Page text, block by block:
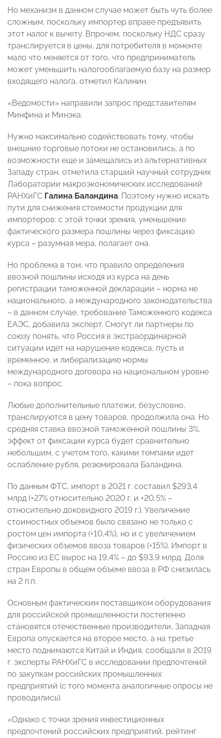
Но механизм в данном случае может быть чуть более
сложным, поскольку импортер вправе предъявить
этот налог к вычету. Впрочем, поскольку НДС сразу
транслируется в цены, для потребителя в моменте
мало что меняется от того, что предприниматель
может уменьшить налогооблагаемую базу на размер
входящего налога, отметил Калинин.
«Ведомости» направили запрос представителям
Минфина и Минэка.
Нужно максимально содействовать тому, чтобы
внешние торговые потоки не остановились, а по
возможности еще и замещались из альтернативных
Западу стран, отметила старший научный сотрудник
Лаборатории макроэкономических исследований
РАНХиГС Галина Баландина. Поэтому нужно искать
пути для снижения стоимости продукции для
импортеров: с этой точки зрения, уменьшение
фактического размера пошлины через фиксацию
курса – разумная мера, полагает она.
Но проблема в том, что правило определения
ввозной пошлины исходя из курса на день
регистрации таможенной декларации – норма не
национального, а международного законодательства
– в данном случае, требование Таможенного кодекса
ЕАЭС, добавила эксперт. Смогут ли партнеры по
союзу понять, что Россия в экстраординарной
ситуации идет на нарушение кодекса, пусть и
временное, и либерализацию нормы
международного договора на национальном уровне
– пока вопрос.
Любые дополнительные платежи, безусловно,
транслируются в цену товаров, продолжила она. Но
средняя ставка ввозной таможенной пошлины 3%,
эффект от фиксации курса будет сравнительно
небольшим, с учетом того, какими темпами идет
ослабление рубля, резюмировала Баландина.
По данным ФТС, импорт в 2021 г. составил $293,4
млрд (+27% относительно 2020 г. и +20,5% –
относительно доковидного 2019 г.). Увеличение
стоимостных объемов было связано не только с
ростом цен импорта (+10,4%), но и с увеличением
физических объемов ввоза товаров (+15%). Импорт в
Россию из ЕС вырос на 19,4% – до $93,9 млрд. Доля
стран Европы в общем объеме ввоза в РФ снизилась
на 2 п.п.
Основным фактическим поставщиком оборудования
для российской промышленности постепенно
становятся отечественные производители, Западная
Европа опускается на второе место, а на третье
место поднимаются Китай и Индия, сообщали в 2019
г. эксперты РАНХиГС в исследовании предпочтений
по закупкам российских промышленных
предприятий (с того момента аналогичные опросы не
проводились).
«Однако с точки зрения инвестиционных
предпочтений российских предприятий, рейтинг